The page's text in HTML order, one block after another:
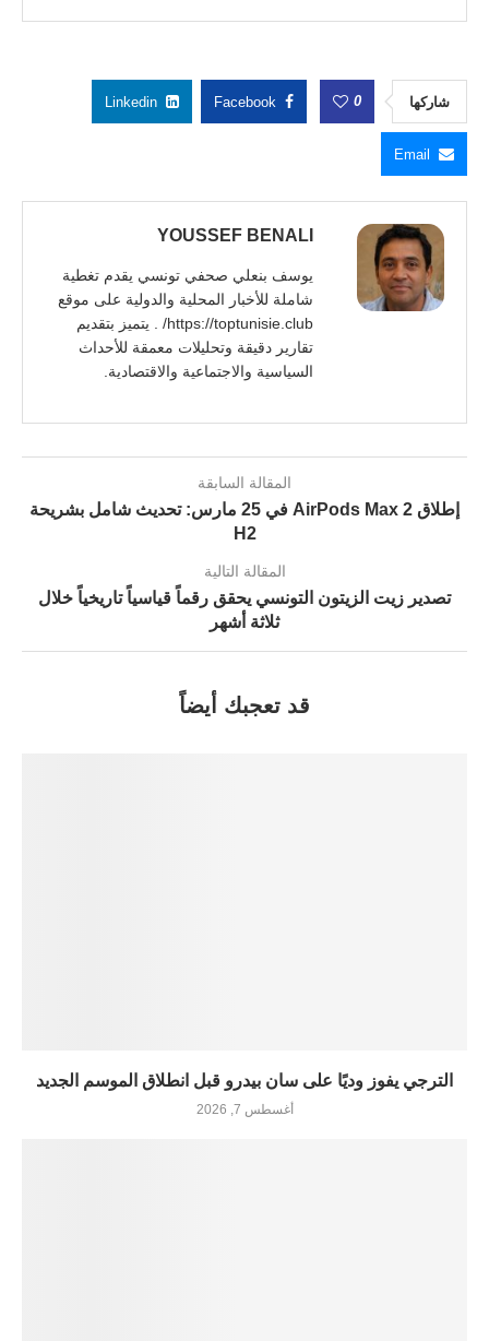
شاركها 0
Facebook
Linkedin
Email
YOUSSEF BENALI
يوسف بنعلي صحفي تونسي يقدم تغطية
شاملة للأخبار المحلية والدولية على موقع
https://toptunisie.club/ . يتميز بتقديم
تقارير دقيقة وتحليلات معمقة للأحداث
السياسية والاجتماعية والاقتصادية.
المقالة السابقة
إطلاق AirPods Max 2 في 25 مارس: تحديث شامل بشريحة
H2
المقالة التالية
تصدير زيت الزيتون التونسي يحقق رقماً قياسياً تاريخياً خلال
ثلاثة أشهر
قد تعجبك أيضاً
الترجي يفوز وديًا على سان بيدرو قبل انطلاق الموسم الجديد
أغسطس 7, 2026